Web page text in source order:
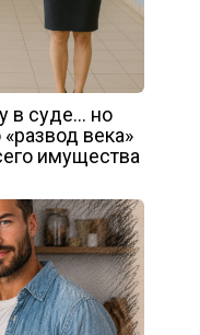
в суде… но
«развод века»
имущества